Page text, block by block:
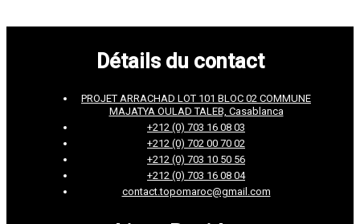
Détails du contact
PROJET ARRACHAD LOT 101 BLOC 02 COMMUNE
MAJATYA OULAD TALEB, Casablanca
+212 (0) 703 16 08 03
+212 (0) 702 00 70 02
+212 (0) 703 10 50 56
+212 (0) 703 16 08 04
contact.topomaroc@gmail.com